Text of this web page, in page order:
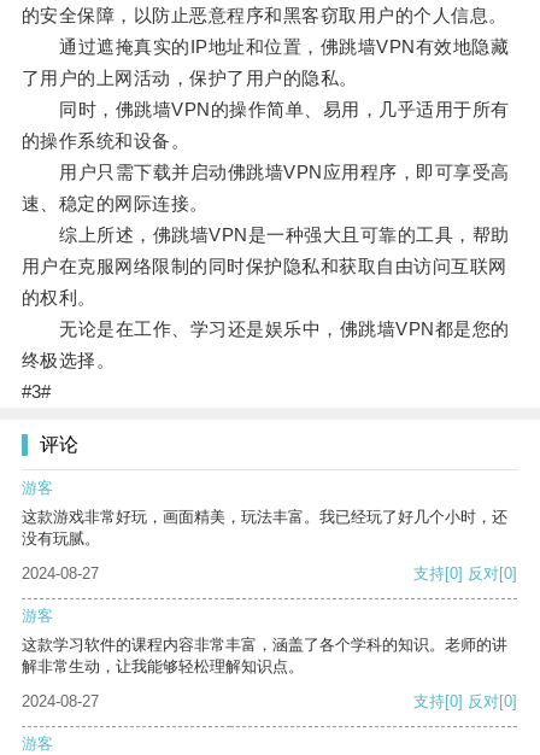
的安全保障，以防止恶意程序和黑客窃取用户的个人信息。
通过遮掩真实的IP地址和位置，佛跳墙VPN有效地隐藏
了用户的上网活动，保护了用户的隐私。
同时，佛跳墙VPN的操作简单、易用，几乎适用于所有
的操作系统和设备。
用户只需下载并启动佛跳墙VPN应用程序，即可享受高
速、稳定的网际连接。
综上所述，佛跳墙VPN是一种强大且可靠的工具，帮助
用户在克服网络限制的同时保护隐私和获取自由访问互联网
的权利。
无论是在工作、学习还是娱乐中，佛跳墙VPN都是您的
终极选择。
#3#
评论
游客
这款游戏非常好玩，画面精美，玩法丰富。我已经玩了好几个小时，还
没有玩腻。
2024-08-27
支持[0] 反对[0]
游客
这款学习软件的课程内容非常丰富，涵盖了各个学科的知识。老师的讲
解非常生动，让我能够轻松理解知识点。
2024-08-27
支持[0] 反对[0]
游客